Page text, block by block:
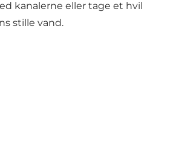
kanalerne eller tage et hvil
stille vand.